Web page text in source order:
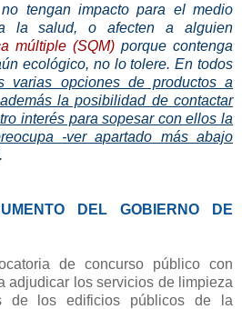
tengan impacto para el medio
la salud, o afecten a alguien
múltiple (SQM) porque contenga
ecológico, no lo tolere. En todos
varias opciones de productos a
la posibilidad de contactar
interés para sopesar con ellos la
-ver apartado más abajo
DEL GOBIERNO DE
de concurso público con
adjudicar los servicios de limpieza
de los edificios públicos de la